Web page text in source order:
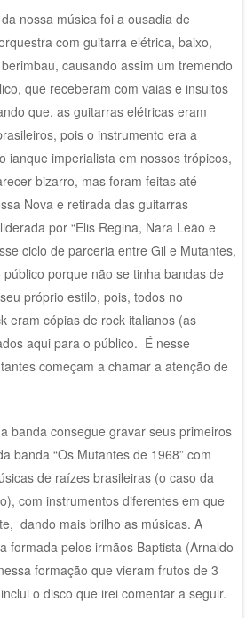
nossa música foi a ousadia de
com guitarra elétrica, baixo,
causando assim um tremendo
que receberam com vaias e insultos
que, as guitarras elétricas eram
pois o instrumento era a
ianque imperialista em nossos trópicos,
bizarro, mas foram feitas até
Nova e retirada das guitarras
por “Elis Regina, Nara Leão e
ciclo de parceria entre Gil e Mutantes,
porque não se tinha bandas de
próprio estilo, pois, todos no
eram cópias de rock italianos (as
aqui para o público. É nesse
começam a chamar a atenção de
banda consegue gravar seus primeiros
banda “Os Mutantes de 1968” com
de raízes brasileiras (o caso da
com instrumentos diferentes em que
dando mais brilho as músicas. A
formada pelos irmãos Baptista (Arnaldo
formação que vieram frutos de 3
o disco que irei comentar a seguir.